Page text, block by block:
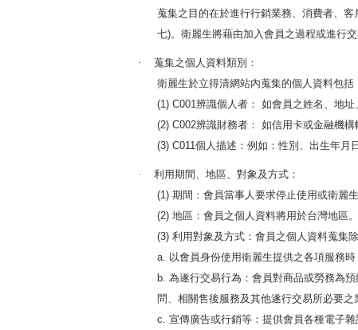
蒐集之目的在於進行行銷業務、消費者、
七)。衛麗生將藉由加入會員之過程或進行
·
蒐集之個人資料類別：
衛麗生於立得清網站內蒐集的個人資料包括
(1) C001 辨識個人者： 如會員之姓名、地址
(2) C002辨識財務者： 如信用卡或金融機構
(3) C011 個人描述：例如：性別、出生年月日
· 利用期間、地區、對象及方式：
(1) 期間：會員當事人要求停止使用或衛麗
(2) 地區：會員之個人資料將用於台灣地區。
(3) 利用對象及方式：會員之個人資料蒐集
a. 以會員身份使用衛麗生提供之各項服務時
b. 為遂行交易行為：會員對商品或勞務為
問、相關售後服務及其他遂行交易所必要之
c. 宣傳廣告或行銷等：提供會員各種電子